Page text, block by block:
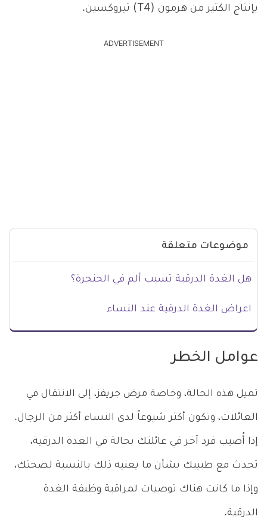
بإنتاج الكثير من هرمون (T4) ثيروكسين.
ADVERTISEMENT
موضوعات متعلقة
هل الغدة الدرقية تسبب ألم في الحنجرة؟
اعراض الغدة الدرقية عند النساء
عوامل الخطر
تميل هذه الحالة، وخاصة مرض جريفز، إلى الانتقال في
العائلات، وتكون أكثر شيوعاً لدى النساء أكثر من الرجال.
إذا أُصيب فرد آخر في عائلتك بحالة في الغدة الدرقية،
تحدث مع طبيبك بشأن ما يعنيه ذلك بالنسبة لصحتك،
وإذا ما كانت هناك توصيات لمراقبة وظيفة الغدة
الدرقية.